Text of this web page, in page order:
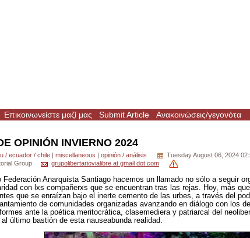
Επικοινωνείστε μαζί μας Submit Article Ανακοινώσεις/γεγονότα
OPINIÓN INVIERNO 2024
/ ecuador / chile | miscellaneous | opinión / análisis Tuesday August 06, 2024
Group
grupolibertariovialibre at gmail dot com
Federación Anarquista Santiago hacemos un llamado no sólo a seguir
con lxs compañerxs que se encuentran tras las rejas. Hoy, más
que se enraízan bajo el inerte cemento de las urbes, a través del
de comunidades organizadas avanzando en diálogo con los
ante la poética meritocrática, clasemediera y patriarcal del
último bastión de esta nauseabunda realidad.